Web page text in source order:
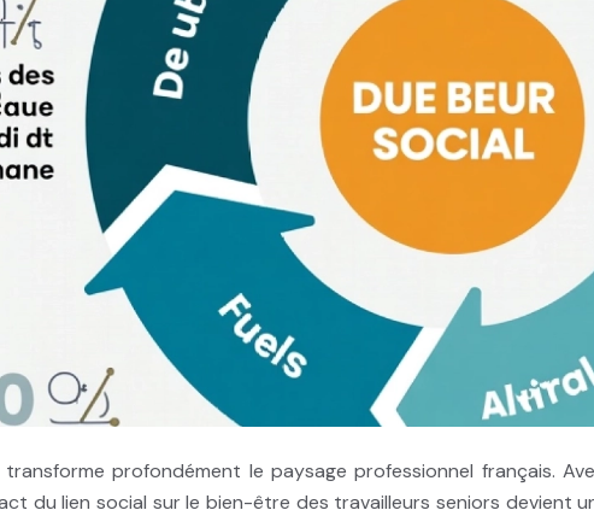
profondément le paysage professionnel français.
du lien social sur le bien-être des travailleurs seniors devient